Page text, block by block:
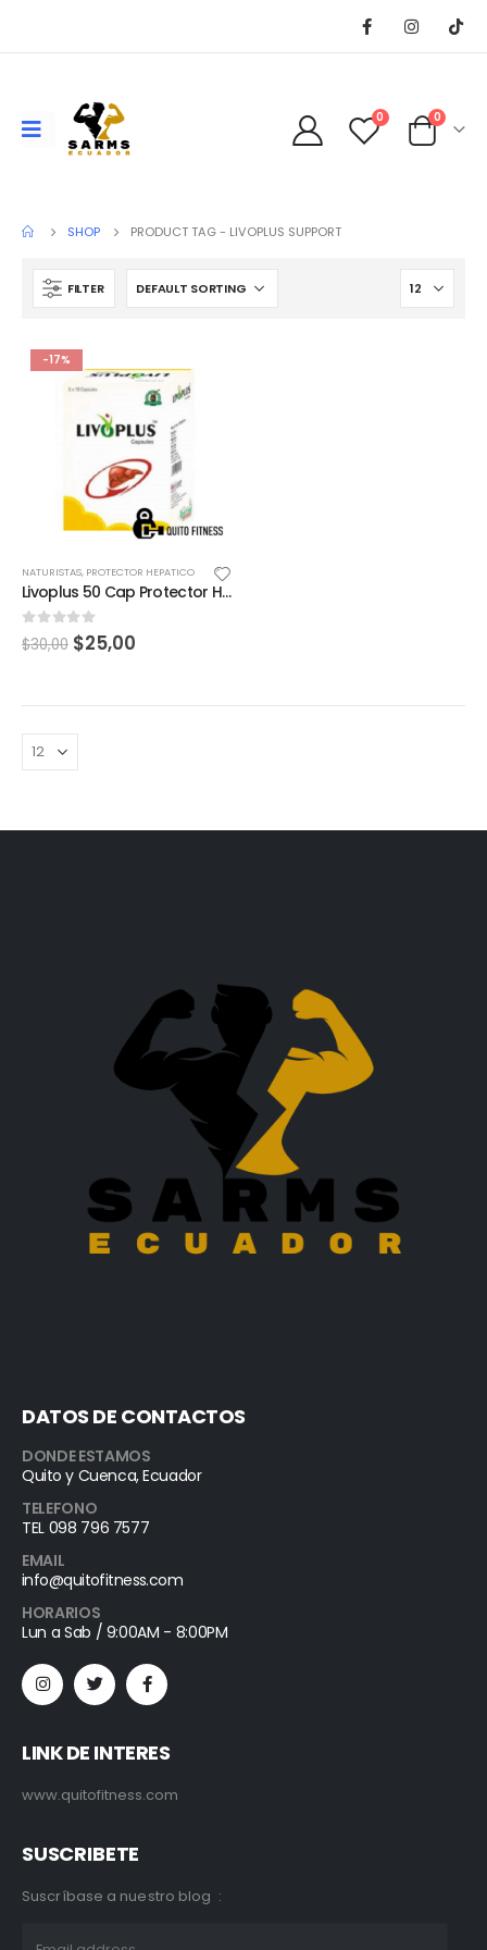
0 0
SHOP PRODUCT TAG - LIVOPLUS SUPPORT
FILTER
-17%
NATURISTAS, PROTECTOR HEPATICO
Livoplus 50 Cap Protector Hepatico LIV-52
0 out of 5
$30,00 $25,00
DATOS DE CONTACTOS
DONDE ESTAMOS
Quito y Cuenca, Ecuador
TELEFONO
TEL 098 796 7577
EMAIL
info@quitofitness.com
HORARIOS
Lun a Sab / 9:00AM - 8:00PM
LINK DE INTERES
www.quitofitness.com
SUSCRIBETE
Suscríbase a nuestro blog :